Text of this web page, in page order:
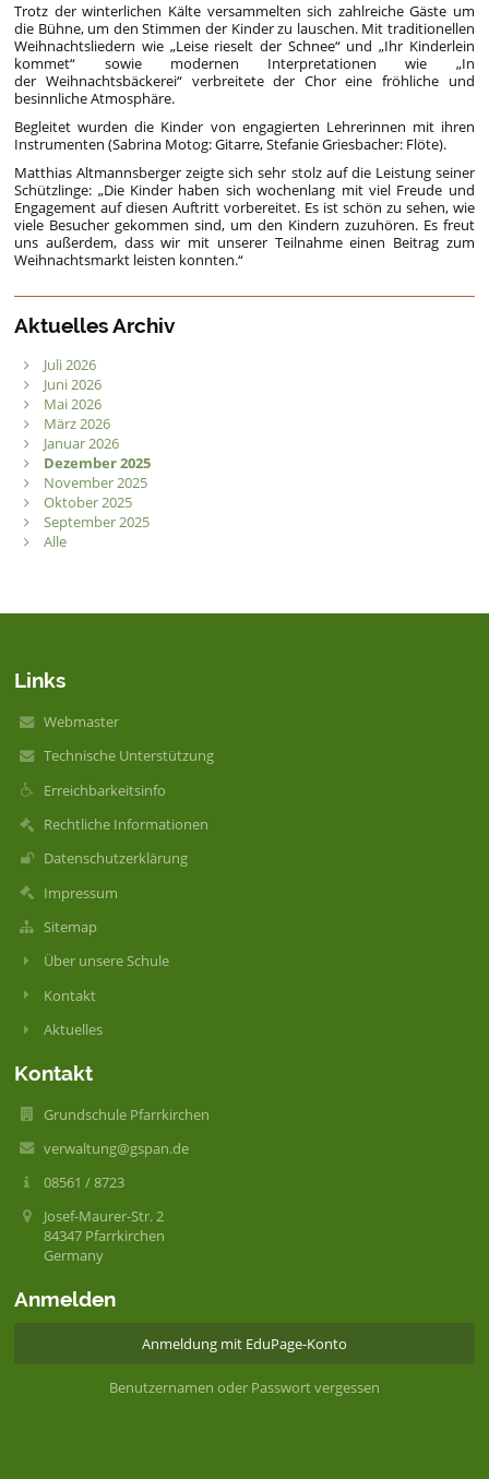
Trotz der winterlichen Kälte versammelten sich zahlreiche Gäste um
die Bühne, um den Stimmen der Kinder zu lauschen. Mit traditionellen
Weihnachtsliedern wie „Leise rieselt der Schnee“ und „Ihr Kinderlein
kommet“ sowie modernen Interpretationen wie „In
der Weihnachtsbäckerei“ verbreitete der Chor eine fröhliche und
besinnliche Atmosphäre.
Begleitet wurden die Kinder von engagierten Lehrerinnen mit ihren
Instrumenten (Sabrina Motog: Gitarre, Stefanie Griesbacher: Flöte).
Matthias Altmannsberger zeigte sich sehr stolz auf die Leistung seiner
Schützlinge: „Die Kinder haben sich wochenlang mit viel Freude und
Engagement auf diesen Auftritt vorbereitet. Es ist schön zu sehen, wie
viele Besucher gekommen sind, um den Kindern zuzuhören. Es freut
uns außerdem, dass wir mit unserer Teilnahme einen Beitrag zum
Weihnachtsmarkt leisten konnten.“
Aktuelles Archiv
Juli 2026
Juni 2026
Mai 2026
März 2026
Januar 2026
Dezember 2025
November 2025
Oktober 2025
September 2025
Alle
Links
Webmaster
Technische Unterstützung
Erreichbarkeitsinfo
Rechtliche Informationen
Datenschutzerklärung
Impressum
Sitemap
Über unsere Schule
Kontakt
Aktuelles
Kontakt
Grundschule Pfarrkirchen
verwaltung@gspan.de
08561 / 8723
Josef-Maurer-Str. 2
84347 Pfarrkirchen
Germany
Anmelden
Anmeldung mit EduPage-Konto
Benutzernamen oder Passwort vergessen